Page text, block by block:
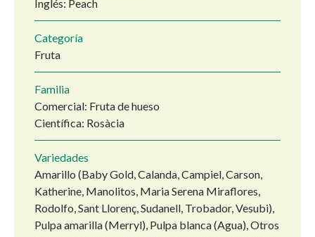
Inglés: Peach
Categoría
Fruta
Familia
Comercial: Fruta de hueso
Científica: Rosàcia
Variedades
Amarillo (Baby Gold, Calanda, Campiel, Carson,
Katherine, Manolitos, Maria Serena Miraflores,
Rodolfo, Sant Llorenç, Sudanell, Trobador, Vesubi),
Pulpa amarilla (Merryl), Pulpa blanca (Agua), Otros